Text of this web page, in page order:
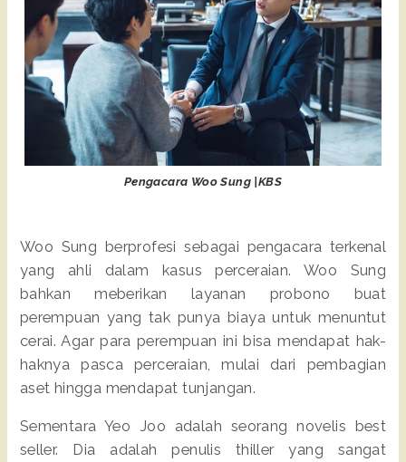
Pengacara Woo Sung |KBS
Woo Sung berprofesi sebagai pengacara terkenal
yang ahli dalam kasus perceraian. Woo Sung
bahkan meberikan layanan probono buat
perempuan yang tak punya biaya untuk menuntut
cerai. Agar para perempuan ini bisa mendapat hak-
haknya pasca perceraian, mulai dari pembagian
aset hingga mendapat tunjangan.
Sementara Yeo Joo adalah seorang novelis best
seller. Dia adalah penulis thiller yang sangat